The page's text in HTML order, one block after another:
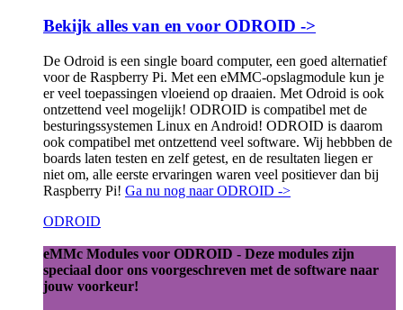
Bekijk alles van en voor ODROID ->
De Odroid is een single board computer, een goed alternatief
voor de Raspberry Pi. Met een eMMC-opslagmodule kun je
er veel toepassingen vloeiend op draaien. Met Odroid is ook
ontzettend veel mogelijk! ODROID is compatibel met de
besturingssystemen Linux en Android! ODROID is daarom
ook compatibel met ontzettend veel software. Wij hebbben de
boards laten testen en zelf getest, en de resultaten liegen er
niet om, alle eerste ervaringen waren veel positiever dan bij
Raspberry Pi! Ga nu nog naar ODROID ->
ODROID
eMMc Modules voor ODROID - Deze modules zijn
speciaal door ons voorgeschreven met de software naar
jouw voorkeur!